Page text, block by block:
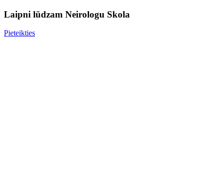
Laipni lūdzam Neirologu Skola
Pieteikties